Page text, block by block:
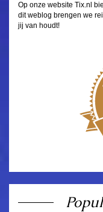
Op onze website Tix.nl
dit weblog brengen we
jij van houdt!